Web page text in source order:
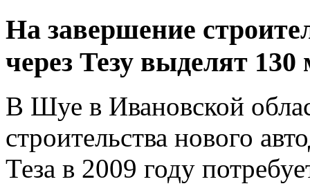
На завершение
через Тезу выделят 130
В Шуе в Ивановской
строительства нового
Теза в 2009 году